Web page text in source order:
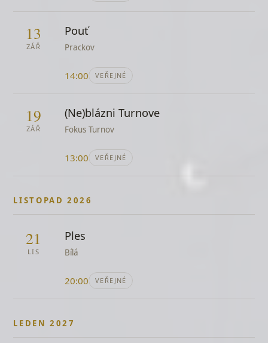
Buráky
Michal Tučný
Byl by hřích
Waldemar Matuška
Cabaret
swing
Cambio dolor
Natalia Oreiro
Can You Feel the Love Tonight
Can't Help Falling in Love
Cesta
13
ZÁŘ
Pouť
Prackov
14:00 VEŘEJNÉ
19
ZÁŘ
(Ne)blázni Turnove
Fokus Turnov
13:00 VEŘEJNÉ
LISTOPAD 2026
21
LIS
Ples
Bílá
20:00 VEŘEJNÉ
LEDEN 2027